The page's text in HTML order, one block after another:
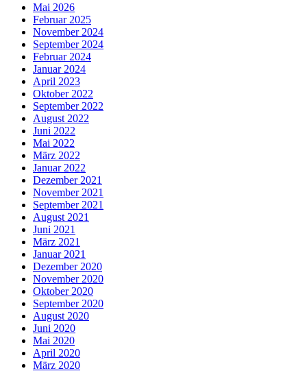
Mai 2026
Februar 2025
November 2024
September 2024
Februar 2024
Januar 2024
April 2023
Oktober 2022
September 2022
August 2022
Juni 2022
Mai 2022
März 2022
Januar 2022
Dezember 2021
November 2021
September 2021
August 2021
Juni 2021
März 2021
Januar 2021
Dezember 2020
November 2020
Oktober 2020
September 2020
August 2020
Juni 2020
Mai 2020
April 2020
März 2020